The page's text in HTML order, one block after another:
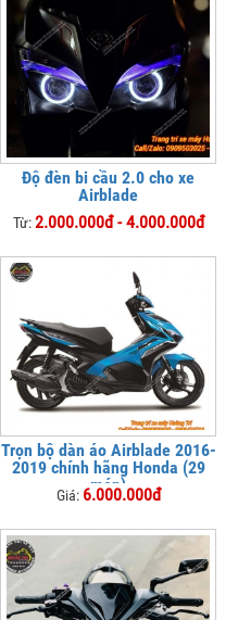
Độ đèn bi cầu 2.0 cho xe
Airblade
Từ:2.000.000đ - 4.000.000đ
Trọn bộ dàn áo Airblade 2016-
2019 chính hãng Honda (29
món)
Giá: 6.000.000đ